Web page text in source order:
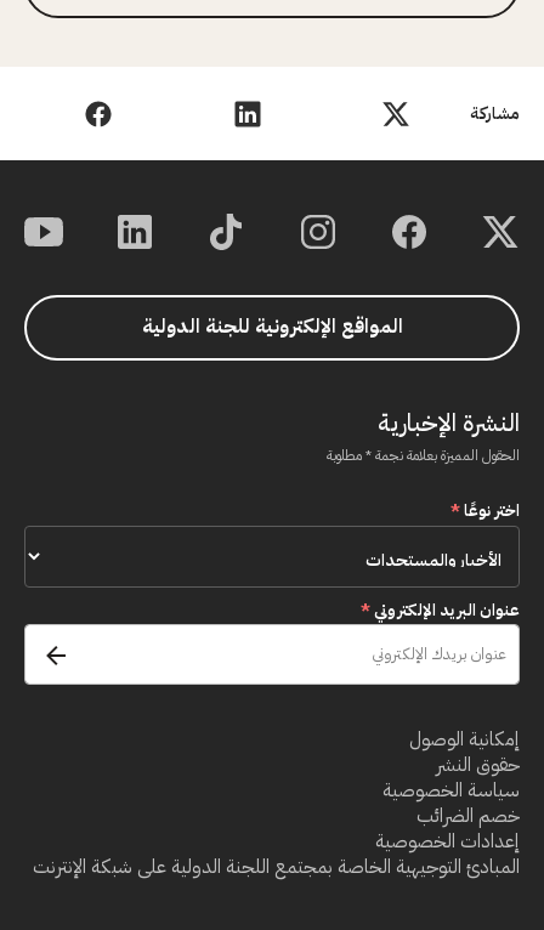
مشاركة
المواقع الإلكترونية للجنة الدولية
النشرة الإخبارية
الحقول المميزة بعلامة نجمة * مطلوبة
اختر نوعًا*
عنوان البريد الإلكتروني*
إمكانية الوصول
حقوق النشر
سياسة الخصوصية
خصم الضرائب
إعدادات الخصوصية
المبادئ التوجيهية الخاصة بمجتمع اللجنة الدولية على شبكة الإنترنت